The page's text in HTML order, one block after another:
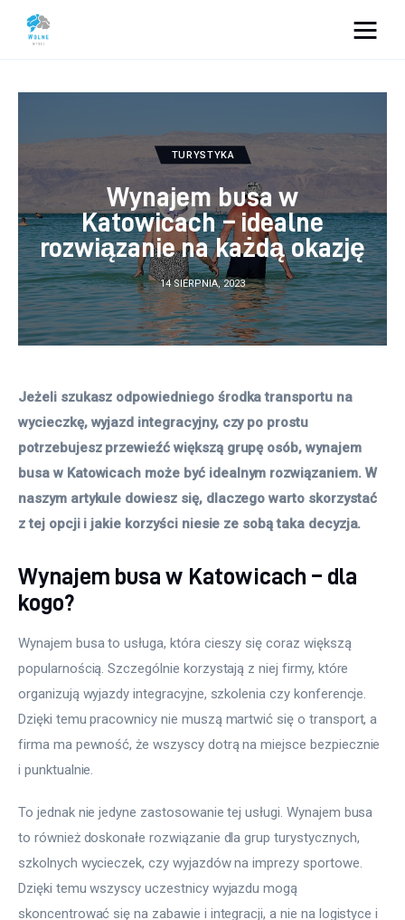
Biznes
Dom i ogród
Uroda
Zdrowie
Więcej
TURYSTYKA
Wynajem busa w
Katowicach – idealne
rozwiązanie na każdą okazję
14 SIERPNIA, 2023
Jeżeli szukasz odpowiedniego środka transportu na
wycieczkę, wyjazd integracyjny, czy po prostu
potrzebujesz przewieźć większą grupę osób, wynajem
busa w Katowicach może być idealnym rozwiązaniem. W
naszym artykule dowiesz się, dlaczego warto skorzystać
z tej opcji i jakie korzyści niesie ze sobą taka decyzja.
Wynajem busa w Katowicach – dla
kogo?
Wynajem busa to usługa, która cieszy się coraz większą
popularnością. Szczególnie korzystają z niej firmy, które
organizują wyjazdy integracyjne, szkolenia czy konferencje.
Dzięki temu pracownicy nie muszą martwić się o transport, a
firma ma pewność, że wszyscy dotrą na miejsce bezpiecznie
i punktualnie.
To jednak nie jedyne zastosowanie tej usługi. Wynajem busa
to również doskonałe rozwiązanie dla grup turystycznych,
szkolnych wycieczek, czy wyjazdów na imprezy sportowe.
Dzięki temu wszyscy uczestnicy wyjazdu mogą
skoncentrować się na zabawie i integracji, a nie na logistyce i